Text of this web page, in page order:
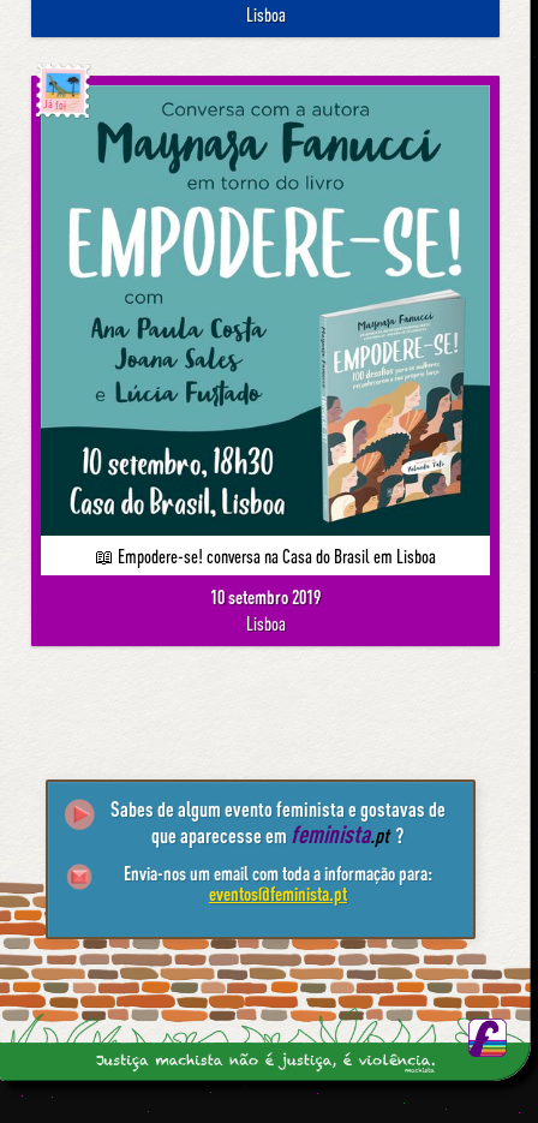
Lisboa
Já foi
📖 Empodere-se! conversa na Casa do Brasil em Lisboa
10 setembro 2019
Lisboa
Sabes de algum evento feminista e gostavas de
que aparecesse em feminista.pt ?
Envia-nos um email com toda a informação para:
eventos@feminista.pt